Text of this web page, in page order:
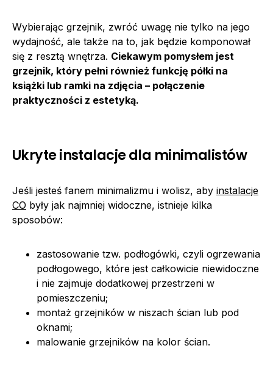
Wybierając grzejnik, zwróć uwagę nie tylko na jego
wydajność, ale także na to, jak będzie komponował
się z resztą wnętrza. Ciekawym pomysłem jest
grzejnik, który pełni również funkcję półki na
książki lub ramki na zdjęcia – połączenie
praktyczności z estetyką.
Ukryte instalacje dla minimalistów
Jeśli jesteś fanem minimalizmu i wolisz, aby instalacje
CO były jak najmniej widoczne, istnieje kilka
sposobów:
zastosowanie tzw. podłogówki, czyli ogrzewania
podłogowego, które jest całkowicie niewidoczne
i nie zajmuje dodatkowej przestrzeni w
pomieszczeniu;
montaż grzejników w niszach ścian lub pod
oknami;
malowanie grzejników na kolor ścian.